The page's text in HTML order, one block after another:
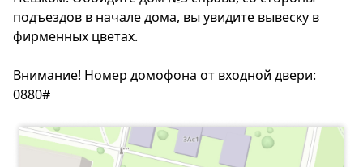
подъездов в начале дома, вы увидите вывеску в
фирменных цветах.
Внимание! Номер домофона от входной двери:
0880#